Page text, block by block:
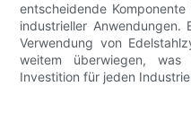
entscheidende
industrieller
Verwendung von
weitem überwiegen,
Investition für jeden